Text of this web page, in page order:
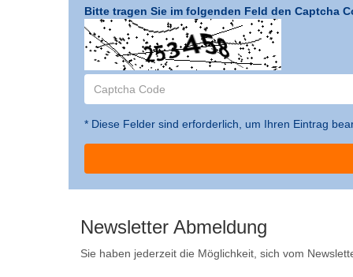
Bitte tragen Sie im folgenden Feld den Captcha
* Diese Felder sind erforderlich, um Ihren Eintrag
Newsletter Abmeldung
Sie haben jederzeit die Möglichkeit, sich vom